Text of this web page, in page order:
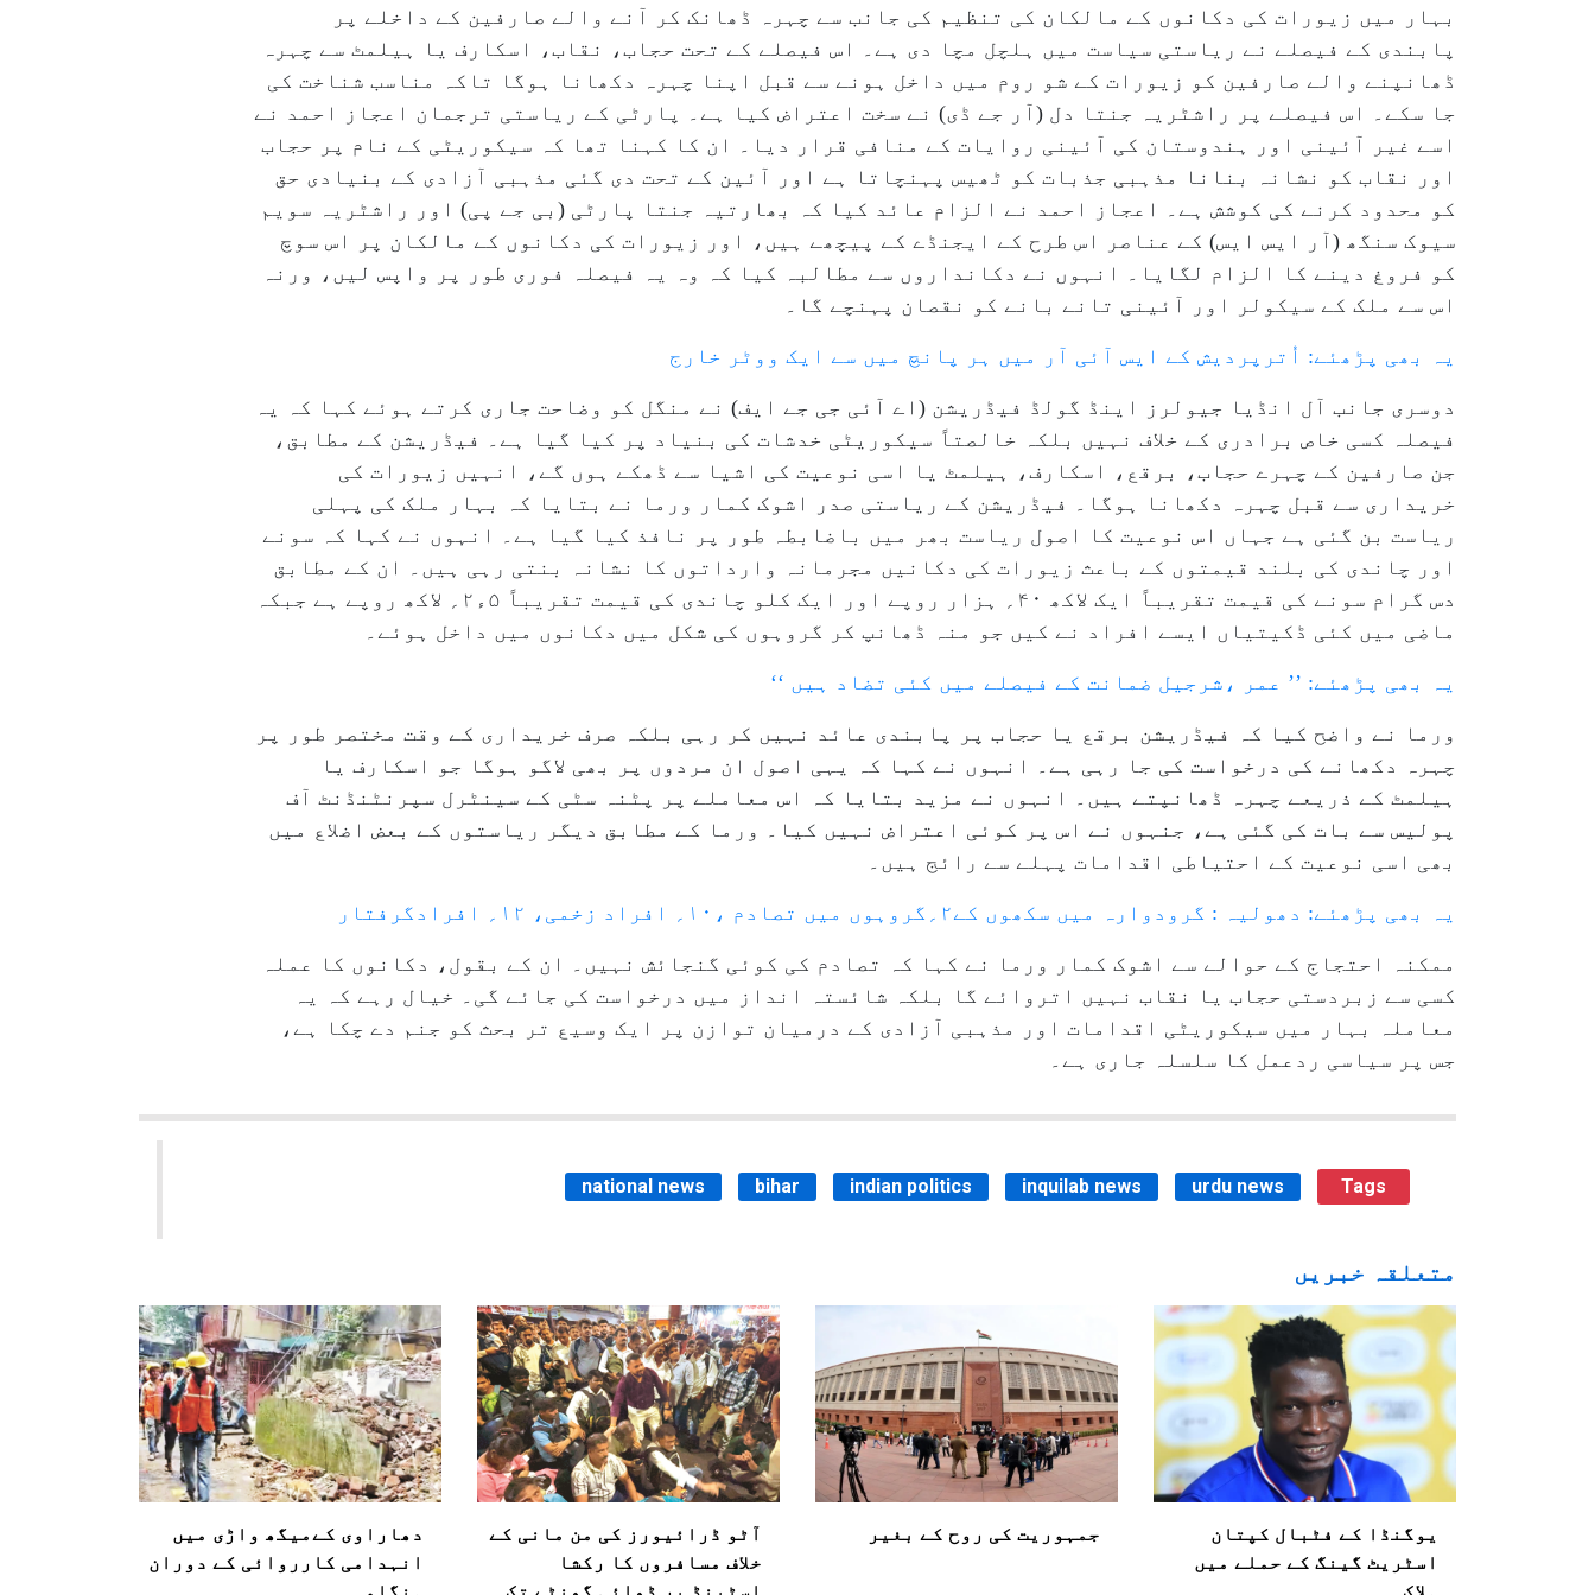
بہار میں زیورات کی دکانوں کے مالکان کی تنظیم کی جانب سے چہرہ ڈھانک کر آنے والے صارفین کے داخلے پر
پابندی کے فیصلے نے ریاستی سیاست میں ہلچل مچا دی ہے۔ اس فیصلے کے تحت حجاب، نقاب، اسکارف یا ہیلمٹ سے چہرہ
ڈھانپنے والے صارفین کو زیورات کے شو روم میں داخل ہونے سے قبل اپنا چہرہ دکھانا ہوگا تاکہ مناسب شناخت کی
جا سکے۔ اس فیصلے پر راشٹریہ جنتا دل (آر جے ڈی) نے سخت اعتراض کیا ہے۔ پارٹی کے ریاستی ترجمان اعجاز احمد نے
اسے غیر آئینی اور ہندوستان کی آئینی روایات کے منافی قرار دیا۔ ان کا کہنا تھا کہ سیکوریٹی کے نام پر حجاب
اور نقاب کو نشانہ بنانا مذہبی جذبات کو ٹھیس پہنچاتا ہے اور آئین کے تحت دی گئی مذہبی آزادی کے بنیادی حق
کو محدود کرنے کی کوشش ہے۔ اعجاز احمد نے الزام عائد کیا کہ بھارتیہ جنتا پارٹی (بی جے پی) اور راشٹریہ سویم
سیوک سنگھ (آر ایس ایس) کے عناصر اس طرح کے ایجنڈے کے پیچھے ہیں، اور زیورات کی دکانوں کے مالکان پر اس سوچ
کو فروغ دینے کا الزام لگایا۔ انہوں نے دکانداروں سے مطالبہ کیا کہ وہ یہ فیصلہ فوری طور پر واپس لیں، ورنہ
اس سے ملک کے سیکولر اور آئینی تانے بانے کو نقصان پہنچے گا۔
یہ بھی پڑھئے: اُترپردیش کے ایس آئی آر میں ہر پانچ میں سے ایک ووٹر خارج
دوسری جانب آل انڈیا جیولرز اینڈ گولڈ فیڈریشن (اے آئی جی جے ایف) نے منگل کو وضاحت جاری کرتے ہوئے کہا کہ یہ
فیصلہ کسی خاص برادری کے خلاف نہیں بلکہ خالصتاً سیکوریٹی خدشات کی بنیاد پر کیا گیا ہے۔ فیڈریشن کے مطابق،
جن صارفین کے چہرے حجاب، برقع، اسکارف، ہیلمٹ یا اسی نوعیت کی اشیا سے ڈھکے ہوں گے، انہیں زیورات کی
خریداری سے قبل چہرہ دکھانا ہوگا۔ فیڈریشن کے ریاستی صدر اشوک کمار ورما نے بتایا کہ بہار ملک کی پہلی
ریاست بن گئی ہے جہاں اس نوعیت کا اصول ریاست بھر میں باضابطہ طور پر نافذ کیا گیا ہے۔ انہوں نے کہا کہ سونے
اور چاندی کی بلند قیمتوں کے باعث زیورات کی دکانیں مجرمانہ وارداتوں کا نشانہ بنتی رہی ہیں۔ ان کے مطابق
دس گرام سونے کی قیمت تقریباً ایک لاکھ ۴۰؍ ہزار روپے اور ایک کلو چاندی کی قیمت تقریباً ۵ء۲؍ لاکھ روپے ہے جبکہ
ماضی میں کئی ڈکیتیاں ایسے افراد نے کیں جو منہ ڈھانپ کر گروہوں کی شکل میں دکانوں میں داخل ہوئے۔
یہ بھی پڑھئے: ’’ عمر ،شرجیل ضمانت کے فیصلے میں کئی تضاد ہیں ‘‘
ورما نے واضح کیا کہ فیڈریشن برقع یا حجاب پر پابندی عائد نہیں کر رہی بلکہ صرف خریداری کے وقت مختصر طور پر
چہرہ دکھانے کی درخواست کی جا رہی ہے۔ انہوں نے کہا کہ یہی اصول ان مردوں پر بھی لاگو ہوگا جو اسکارف یا
ہیلمٹ کے ذریعے چہرہ ڈھانپتے ہیں۔ انہوں نے مزید بتایا کہ اس معاملے پر پٹنہ سٹی کے سینٹرل سپرنٹنڈنٹ آف
پولیس سے بات کی گئی ہے، جنہوں نے اس پر کوئی اعتراض نہیں کیا۔ ورما کے مطابق دیگر ریاستوں کے بعض اضلاع میں
بھی اسی نوعیت کے احتیاطی اقدامات پہلے سے رائج ہیں۔
یہ بھی پڑھئے: دھولیہ : گرودوارہ میں سکھوں کے۲؍گروہوں میں تصادم ،۱۰؍ افراد زخمی، ۱۲؍ افرادگرفتار
ممکنہ احتجاج کے حوالے سے اشوک کمار ورما نے کہا کہ تصادم کی کوئی گنجائش نہیں۔ ان کے بقول، دکانوں کا عملہ
کسی سے زبردستی حجاب یا نقاب نہیں اتروائے گا بلکہ شائستہ انداز میں درخواست کی جائے گی۔ خیال رہے کہ یہ
معاملہ بہار میں سیکوریٹی اقدامات اور مذہبی آزادی کے درمیان توازن پر ایک وسیع تر بحث کو جنم دے چکا ہے،
جس پر سیاسی ردعمل کا سلسلہ جاری ہے۔
national news bihar indian politics inquilab news urdu news Tags
متعلقہ خبریں
یوگنڈا کے فٹبال کپتان
اسٹریٹ گینگ کے حملے میں
ہلاک
جمہوریت کی روح کے بغیر
آٹو ڈرائیورز کی من مانی کے
خلاف مسافروں کا رکشا
اسٹینڈ پر ڈھائی گھنٹے تک
دھاراوی کےمیگھ واڑی میں
انہدامی کارروائی کے دوران
ہنگامہ